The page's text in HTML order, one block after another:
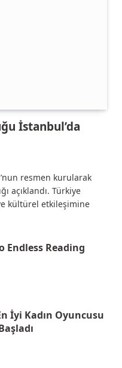
İstanbul’da
resmen kurularak
açıklandı. Türkiye
kültürel etkileşimine
Endless Reading
İyi Kadın Oyuncusu